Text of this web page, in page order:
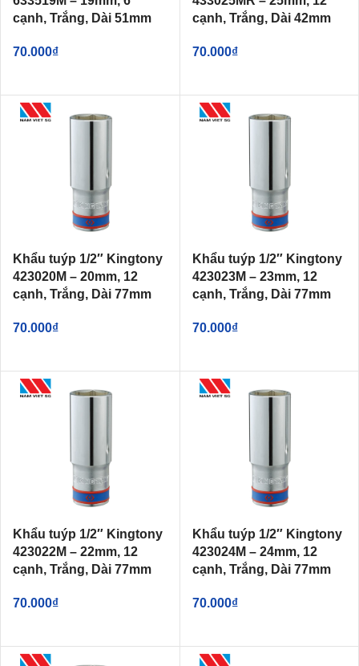
cạnh, Trắng, Dài 51mm
70.000₫
cạnh, Trắng, Dài 42mm
70.000₫
Khẩu tuýp 1/2″ Kingtony
423020M – 20mm, 12
cạnh, Trắng, Dài 77mm
70.000₫
Khẩu tuýp 1/2″ Kingtony
423023M – 23mm, 12
cạnh, Trắng, Dài 77mm
70.000₫
Khẩu tuýp 1/2″ Kingtony
423022M – 22mm, 12
cạnh, Trắng, Dài 77mm
70.000₫
Khẩu tuýp 1/2″ Kingtony
423024M – 24mm, 12
cạnh, Trắng, Dài 77mm
70.000₫